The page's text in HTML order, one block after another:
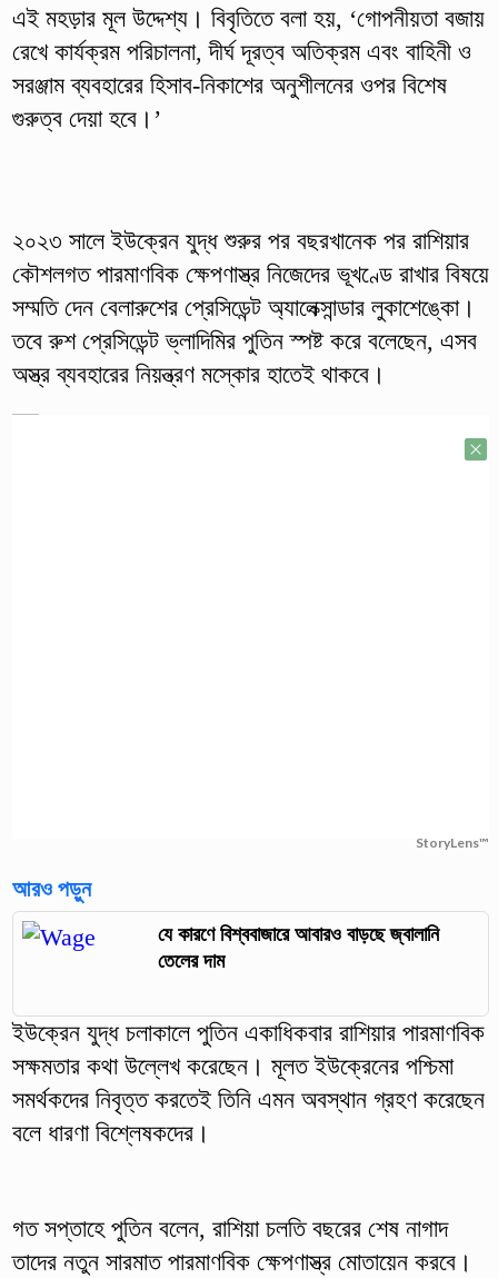
এই মহড়ার মূল উদ্দেশ্য। বিবৃতিতে বলা হয়, ‘গোপনীয়তা বজায়
রেখে কার্যক্রম পরিচালনা, দীর্ঘ দূরত্ব অতিক্রম এবং বাহিনী ও
সরঞ্জাম ব্যবহারের হিসাব-নিকাশের অনুশীলনের ওপর বিশেষ
গুরুত্ব দেয়া হবে।’
২০২৩ সালে ইউক্রেন যুদ্ধ শুরুর পর বছরখানেক পর রাশিয়ার
কৌশলগত পারমাণবিক ক্ষেপণাস্ত্র নিজেদের ভূখণ্ডে রাখার বিষয়ে
সম্মতি দেন বেলারুশের প্রেসিডেন্ট অ্যালেক্সান্ডার লুকাশেঙ্কো।
তবে রুশ প্রেসিডেন্ট ভ্লাদিমির পুতিন স্পষ্ট করে বলেছেন, এসব
অস্ত্র ব্যবহারের নিয়ন্ত্রণ মস্কোর হাতেই থাকবে।
StoryLens™
আরও পড়ুন
যে কারণে বিশ্ববাজারে আবারও বাড়ছে জ্বালানি
তেলের দাম
ইউক্রেন যুদ্ধ চলাকালে পুতিন একাধিকবার রাশিয়ার পারমাণবিক
সক্ষমতার কথা উল্লেখ করেছেন। মূলত ইউক্রেনের পশ্চিমা
সমর্থকদের নিবৃত্ত করতেই তিনি এমন অবস্থান গ্রহণ করেছেন
বলে ধারণা বিশ্লেষকদের।
গত সপ্তাহে পুতিন বলেন, রাশিয়া চলতি বছরের শেষ নাগাদ
তাদের নতুন সারমাত পারমাণবিক ক্ষেপণাস্ত্র মোতায়েন করবে।